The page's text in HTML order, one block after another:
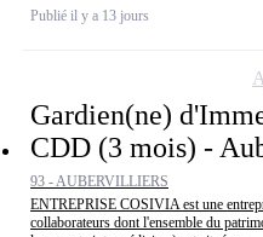
Publié il y a 13 jours
Gardien(ne)
CDD (3 mois) -
93 - AUBERVILLIERS
ENTREPRISE COSIVIA est une
collaborateurs dont l'ensemble du